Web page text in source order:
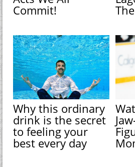
Commit!
Why this ordinary
drink is the secret
to feeling your
best every day